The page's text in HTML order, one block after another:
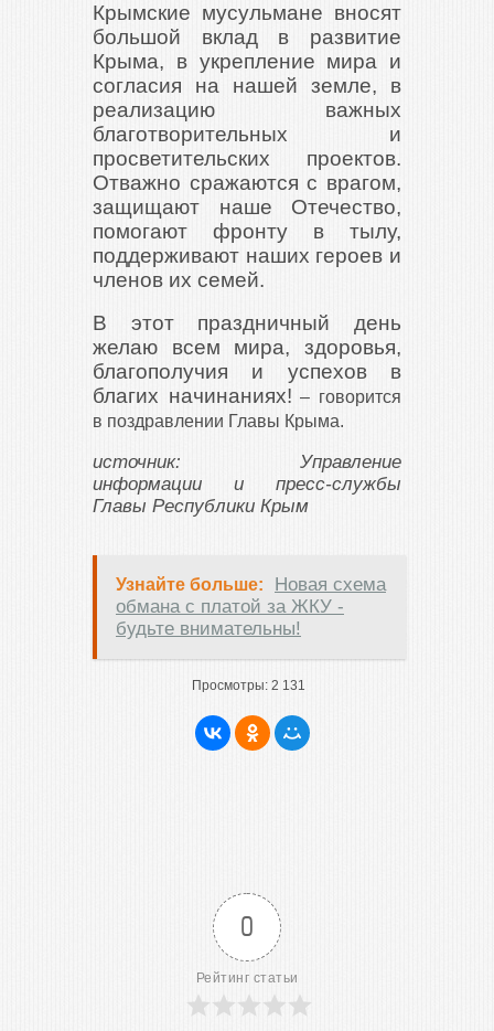
Крымские мусульмане вносят
большой вклад в развитие
Крыма, в укрепление мира и
согласия на нашей земле, в
реализацию важных
благотворительных и
просветительских проектов.
Отважно сражаются с врагом,
защищают наше Отечество,
помогают фронту в тылу,
поддерживают наших героев и
членов их семей.
В этот праздничный день
желаю всем мира, здоровья,
благополучия и успехов в
благих начинаниях! – говорится
в поздравлении Главы Крыма.
источник: Управление
информации и пресс-службы
Главы Республики Крым
Узнайте больше:
Новая схема
обмана с платой за ЖКУ -
будьте внимательны!
Просмотры: 2 131
0
Рейтинг статьи